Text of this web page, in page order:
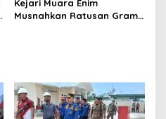
Kejari Muara Enim
Musnahkan Ratusan Gram